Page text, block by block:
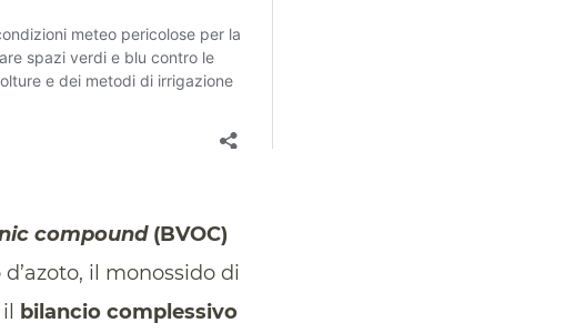
compound(BVOC)
il monossido di
bilancio complessivo